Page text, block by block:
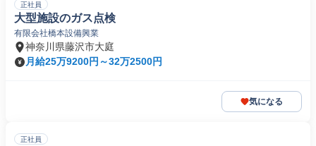
正社員
大型施設のガス点検
有限会社橋本設備興業
神奈川県藤沢市大庭
月給25万9200円～32万2500円
気になる
正社員